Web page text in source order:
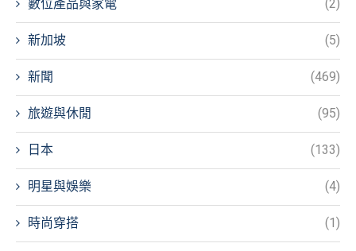
數位產品與家電 (2)
新加坡 (5)
新聞 (469)
旅遊與休閒 (95)
日本 (133)
明星與娛樂 (4)
時尚穿搭 (1)